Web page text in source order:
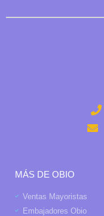
MÁS DE OBIO
Ventas Mayoristas
Embajadores Obio